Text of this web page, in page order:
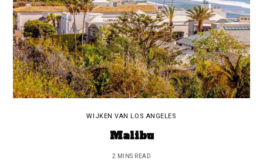
WIJKEN VAN LOS ANGELES
Malibu
2 MINS READ